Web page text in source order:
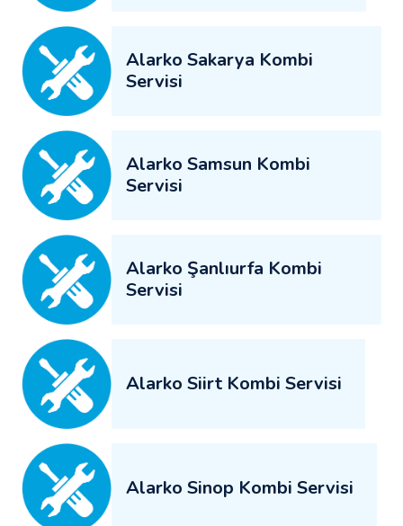
Alarko Sakarya Kombi
Servisi
Alarko Samsun Kombi
Servisi
Alarko Şanlıurfa Kombi
Servisi
Alarko Siirt Kombi Servisi
Alarko Sinop Kombi Servisi